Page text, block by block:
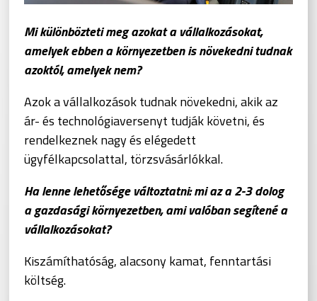
Mi különbözteti meg azokat a vállalkozásokat,
amelyek ebben a környezetben is növekedni tudnak
azoktól, amelyek nem?
Azok a vállalkozások tudnak növekedni, akik az
ár- és technológiaversenyt tudják követni, és
rendelkeznek nagy és elégedett
ügyfélkapcsolattal, törzsvásárlókkal.
Ha lenne lehetősége változtatni: mi az a 2-3 dolog
a gazdasági környezetben, ami valóban segítené a
vállalkozásokat?
Kiszámíthatóság, alacsony kamat, fenntartási
költség.